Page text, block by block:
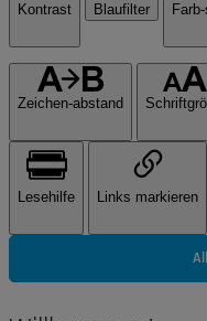
Kontrast Blaufilter
Zeichen-abstand
Lesehilfe Links markieren